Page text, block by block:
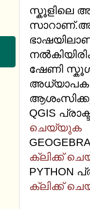
സ്കൂളിലെ
ഷേണി
QGIS
ചെയ്യുക
ക്ലിക്ക്
PYTHON
ക്ലിക്ക്